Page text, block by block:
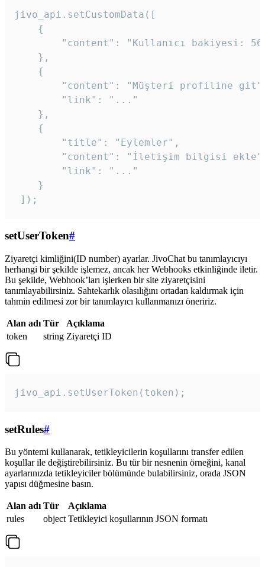
jivo_api.setCustomData([
    {
"content": "Kullanıcı bakiyesi:
    },
    {
"content": "Müşteri profiline
        "link": "..."
    },
    {
        "title": "Eylemler",
"content": "İletişim bilgisi
        "link": "..."
    }
]);
setUserToken#
Ziyaretçi kimliğini(ID number) ayarlar. JivoChat bu tanımlayıcıyı
herhangi bir şekilde işlemez, ancak her Webhooks etkinliğinde iletir.
Bu şekilde, Webhook’ları işlerken bir site ziyaretçisini
tanımlayabilirsiniz. Sahtekarlık olasılığını ortadan kaldırmak için
tahmin edilmesi zor bir tanımlayıcı kullanmanızı öneririz.
Alan adı Tür
Açıklama
token
string Ziyaretçi ID
jivo_api.setUserToken(token);
setRules#
Bu yöntemi kullanarak, tetikleyicilerin koşullarını transfer edilen
koşullar ile değiştirebilirsiniz. Bu tür bir nesnenin örneğini, kanal
ayarlarınızda tetikleyiciler bölümünde bulabilirsiniz, orada JSON
yapısı düğmesine basın.
Alan adı Tür
Açıklama
rules
object Tetikleyici koşullarının JSON formatı